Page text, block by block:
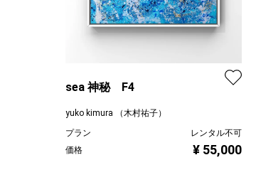
sea 神秘 F4
yuko kimura （木村祐子）
プラン
レンタル不可
価格
¥ 55,000